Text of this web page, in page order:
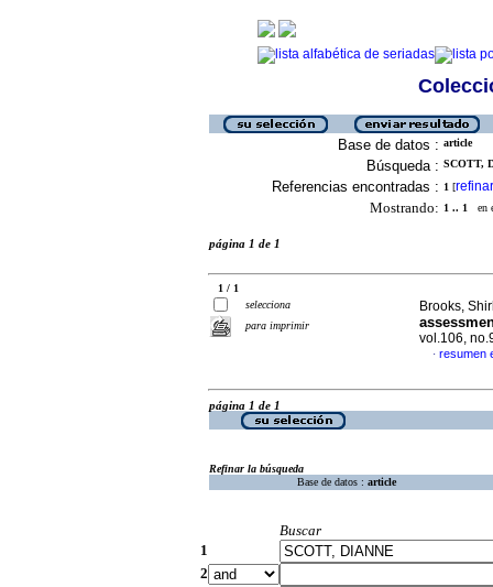
Base de datos : article
Búsqueda : SCOTT,
Referencias encontradas : 1 [refinar
Mostrando: 1 .. 1 en
página 1 de 1
1 / 1
selecciona
para imprimir
Brooks,
vol.106,
· resumen
página 1 de 1
Refinar la búsqueda
Base de datos : article
Buscar
1
2